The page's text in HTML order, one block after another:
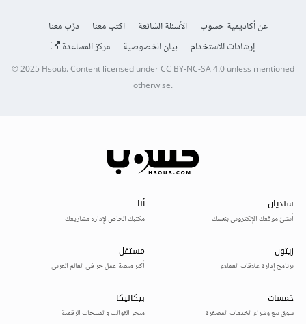
عن أكاديمية حسوب الأسئلة الشائعة اكتب معنا
درّب معنا
إرشادات الاستخدام
بيان الخصوصية مركز المساعدة
© 2025 Hsoub.Content licensed underCC BY-NC-SA 4.0unless mentioned
otherwise.